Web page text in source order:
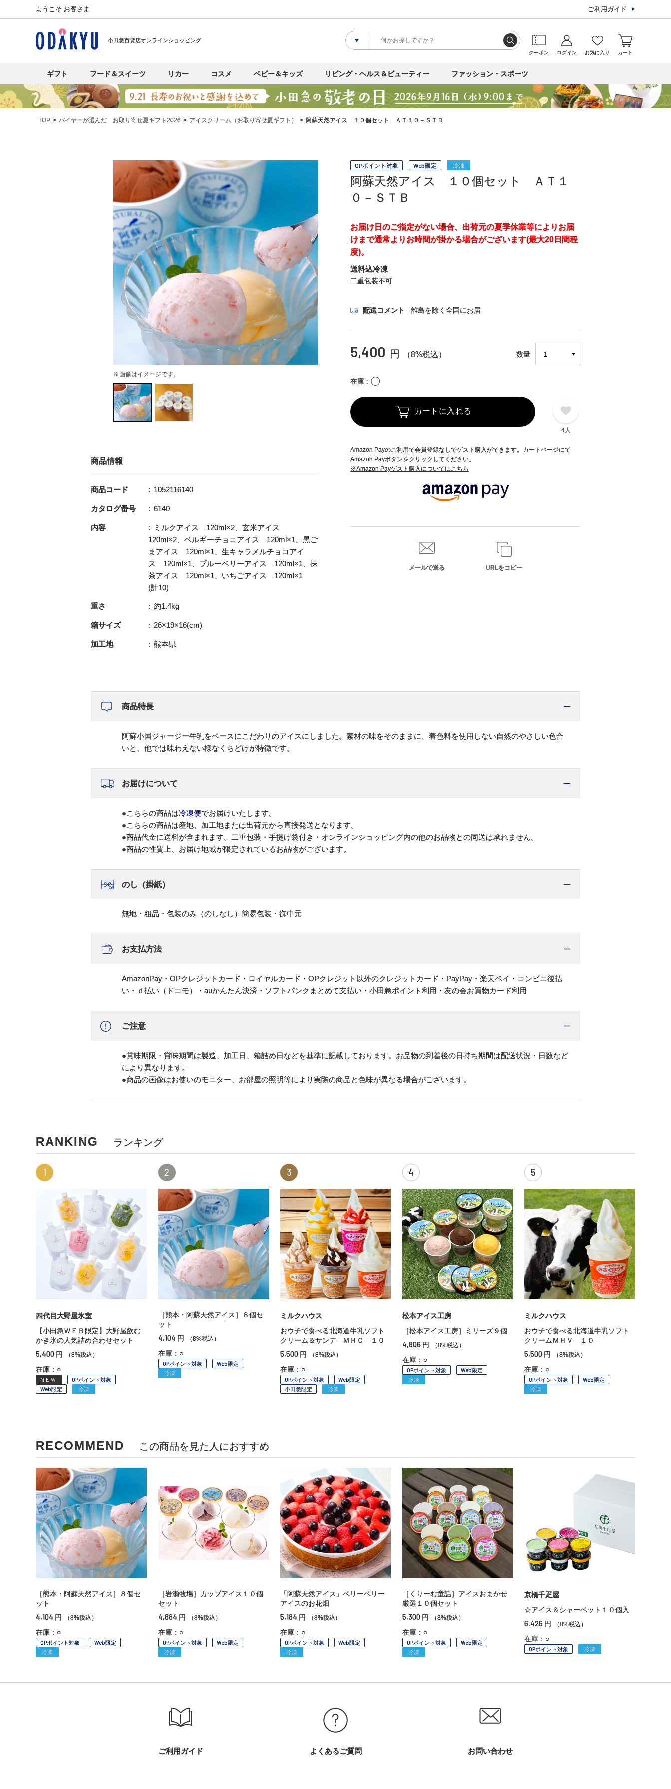
ようこそ お客さま ご利用ガイド
小田急百貨店オンラインショッピング
クーポン ログイン お気に入り カート
ギフト フード＆スイーツ リカー コスメ ベビー＆キッズ リビング・ヘルス＆ビューティー ファッション・スポーツ
TOP バイヤーが選んだ お取り寄せ夏ギフト2026 アイスクリーム（お取り寄せ夏ギフト） 阿蘇天然アイス １０個セット ＡＴ１０－ＳＴＢ
※画像はイメージです。
OPポイント対象 Web限定 冷凍
阿蘇天然アイス １０個セット ＡＴ１
０－ＳＴＢ
お届け日のご指定がない場合、出荷元の夏季休業等によりお届
けまで通常よりお時間が掛かる場合がございます(最大20日間程
度)。
送料込冷凍
二重包装不可
配送コメント 離島を除く全国にお届
5,400 円 （8%税込） 数量
在庫 〇
カートに入れる
4人
Amazon Payのご利用で会員登録なしでゲスト購入ができます。カートページにて
Amazon Payボタンをクリックしてください。
※Amazon Payゲスト購入についてはこちら
メールで送る URLをコピー
商品情報
商品コード 1052116140
カタログ番号 6140
内容
ミルクアイス 120ml×2、玄米アイス
120ml×2、ベルギーチョコアイス 120ml×1、黒ご
まアイス 120ml×1、生キャラメルチョコアイ
ス 120ml×1、ブルーベリーアイス 120ml×1、抹
茶アイス 120ml×1、いちごアイス 120ml×1
(計10)
重さ 約1.4kg
箱サイズ 26×19×16(cm)
加工地 熊本県
商品特長
阿蘇小国ジャージー牛乳をベースにこだわりのアイスにしました。素材の味をそのままに、着色料を使用しない自然のやさしい色合
いと、他では味わえない様なくちどけが特徴です。
お届けについて
●こちらの商品は冷凍便でお届けいたします。
●こちらの商品は産地、加工地または出荷元から直接発送となります。
●商品代金に送料が含まれます。二重包装・手提げ袋付き・オンラインショッピング内の他のお品物との同送は承れません。
●商品の性質上、お届け地域が限定されているお品物がございます。
のし（掛紙）
無地・粗品・包装のみ（のしなし）簡易包装・御中元
お支払方法
AmazonPay・OPクレジットカード・ロイヤルカード・OPクレジット以外のクレジットカード・PayPay・楽天ペイ・コンビニ後払
い・ｄ払い（ドコモ）・auかんたん決済・ソフトバンクまとめて支払い・小田急ポイント利用・友の会お買物カード利用
ご注意
●賞味期限・賞味期間は製造、加工日、箱詰め日などを基準に記載しております。お品物の到着後の日持ち期間は配送状況・日数など
により異なります。
●商品の画像はお使いのモニター、お部屋の照明等により実際の商品と色味が異なる場合がございます。
RANKING ランキング
1
四代目大野屋氷室
【小田急ＷＥＢ限定】大野屋飲む
かき氷の人気詰め合わせセット
5,400 円 （8%税込）
在庫：○
NEW
OPポイント対象
Web限定
冷凍
2
［熊本・阿蘇天然アイス］８個セ
ット
4,104 円 （8%税込）
在庫：○
OPポイント対象
Web限定
冷凍
3
ミルクハウス
おウチで食べる北海道牛乳ソフト
クリーム＆サンデ—ＭＨＣ—１０
5,500 円 （8%税込）
在庫：○
OPポイント対象
Web限定
小田急限定
冷凍
4
松本アイス工房
［松本アイス工房］ミリーズ９個
4,806 円 （8%税込）
在庫：○
OPポイント対象
Web限定
冷凍
5
ミルクハウス
おウチで食べる北海道牛乳ソフト
クリームＭＨＶ—１０
5,500 円 （8%税込）
在庫：○
OPポイント対象
Web限定
冷凍
RECOMMEND この商品を見た人におすすめ
［熊本・阿蘇天然アイス］８個セ
ット
4,104 円 （8%税込）
在庫：○
OPポイント対象
Web限定
冷凍
［岩瀬牧場］カップアイス１０個
セット
4,884 円 （8%税込）
在庫：○
OPポイント対象
Web限定
冷凍
「阿蘇天然アイス」ベリーベリー
アイスのお花畑
5,184 円 （8%税込）
在庫：○
OPポイント対象
Web限定
冷凍
［くりーむ童話］アイスおまかせ
厳選１０個セット
5,300 円 （8%税込）
在庫：○
OPポイント対象
Web限定
冷凍
京橋千疋屋
☆アイス＆シャーベット１０個入
6,426 円 （8%税込）
在庫：○
OPポイント対象 冷凍
ご利用ガイド よくあるご質問 お問い合わせ